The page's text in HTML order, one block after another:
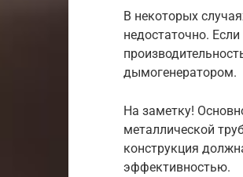
В некоторых
недостаточно.
дымогенератором.
На заметку!
металлической
конструкция
эффективностью.